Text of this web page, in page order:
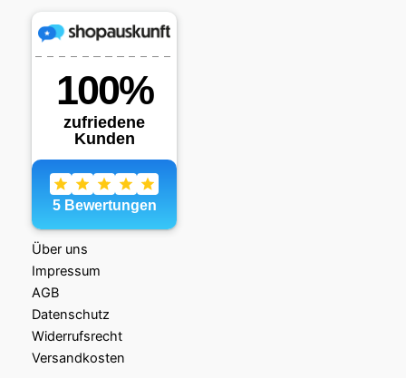
Über uns
Impressum
AGB
Datenschutz
Widerrufsrecht
Versandkosten